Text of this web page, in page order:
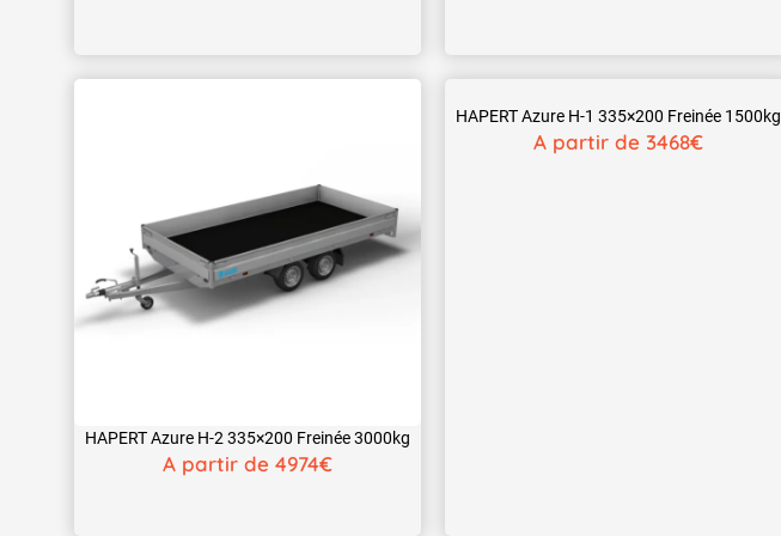
HAPERT Azure H-2 335×200 Freinée 3000kg
A partir de 4974€
HAPERT Azure H-1 335×200 Freinée 1500kg
A partir de 3468€